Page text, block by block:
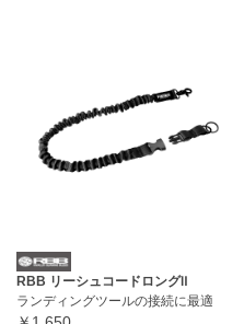
RBB リーシュコードロングⅡ
ランディングツールの接続に最適